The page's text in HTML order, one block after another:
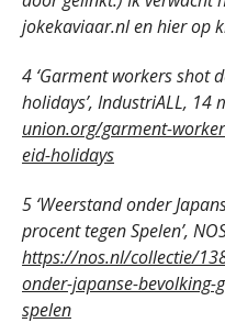
jokekaviaar.nlen hier op
4 ‘Garment workers shot
holidays’, IndustriALL, 14
union.org/garment-
eid-holidays
5 ‘Weerstand onder
procent tegen Spelen’,
https://nos.nl/collectie/
onder-japanse-
spelen